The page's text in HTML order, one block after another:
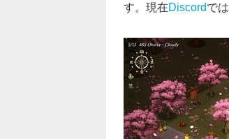
す。現在Discordで